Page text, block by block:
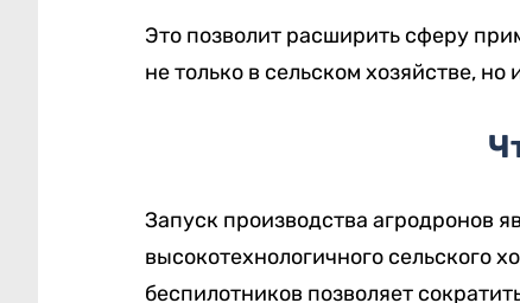
Это позволит расширить сферу
не только в сельском хозяйстве,
Запуск производства агродронов
высокотехнологичного сельского
беспилотников позволяет